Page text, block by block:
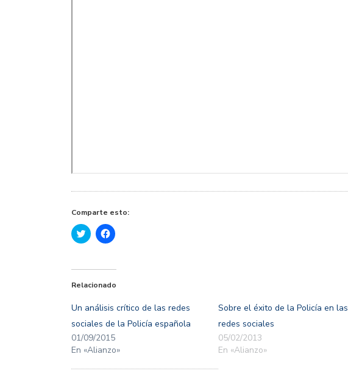
Comparte esto:
Haz
clic
Twitter
abre
una
ventana
nueva)
Haz
clic
Facebook
abre
una
ventana
nueva)
Relacionado
Un análisis crítico de las redes
sociales de la Policía española
01/09/2015
En «Alianzo»
Sobre el éxito de la Policía en las
redes sociales
05/02/2013
En «Alianzo»